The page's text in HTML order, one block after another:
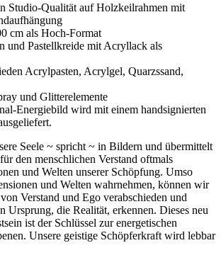
Studio-Qualität auf Holzkeilrahmen mit
cm als Hoch-Format
und Pastellkreide mit Acryllack als
Acrylpasten, Acrylgel, Quarzssand,
und Glitterelemente
Energiebild wird mit einem handsignierten
Seele ~ spricht ~ in Bildern und übermittelt
den menschlichen Verstand oftmals
und Welten unserer Schöpfung. Umso
und Welten wahrnehmen, können wir
Verstand und Ego verabschieden und
Ursprung, die Realität, erkennen. Dieses neu
ist der Schlüssel zur energetischen
Unsere geistige Schöpferkraft wird lebbar